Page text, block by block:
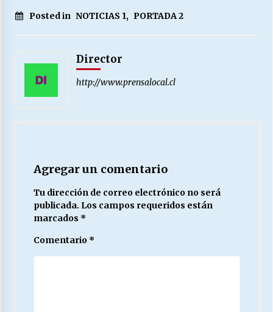
Posted in NOTICIAS 1, PORTADA 2
Director
http://www.prensalocal.cl
Agregar un comentario
Tu dirección de correo electrónico no será
publicada. Los campos requeridos están
marcados *
Comentario *